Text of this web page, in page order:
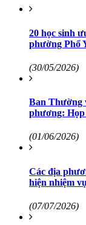
20 học sinh
phường Phổ
(30/05/2026)
Ban Thường
phương:
(01/06/2026)
Các địa
hiện nhiệm
(07/07/2026)